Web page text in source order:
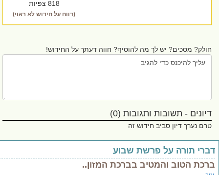
(דווח על חידוש לא ראוי)
מסכים? יש לך מה להוסיף? חווה דעתך על החידוש!
- תשובות ותגובות (0)
נערך דיון סביב חידוש זה
תורה על פרשת שבוע
הטוב והמטיב בברכת המזון..